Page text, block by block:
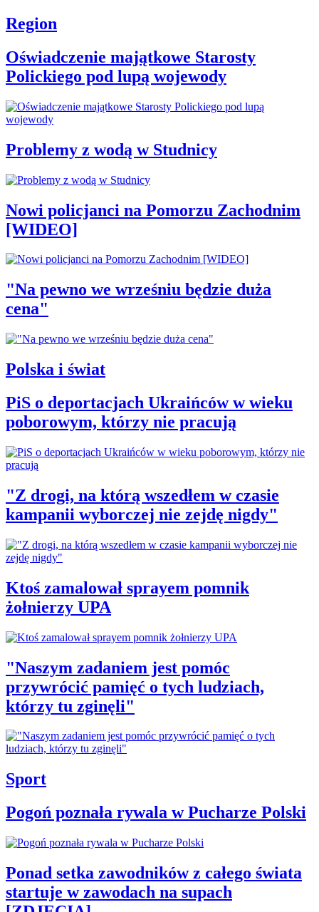
Region
Oświadczenie majątkowe Starosty
Polickiego pod lupą wojewody
Problemy z wodą w Studnicy
Nowi policjanci na Pomorzu Zachodnim
[WIDEO]
"Na pewno we wrześniu będzie duża
cena"
Polska i świat
PiS o deportacjach Ukraińców w wieku
poborowym, którzy nie pracują
"Z drogi, na którą wszedłem w czasie
kampanii wyborczej nie zejdę nigdy"
Ktoś zamalował sprayem pomnik
żołnierzy UPA
"Naszym zadaniem jest pomóc
przywrócić pamięć o tych ludziach,
którzy tu zginęli"
Sport
Pogoń poznała rywala w Pucharze Polski
Ponad setka zawodników z całego świata
startuje w zawodach na supach